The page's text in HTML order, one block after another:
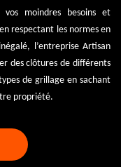
vos moindres besoins et
respectant les normes en
l’entreprise Artisan
des clôtures de différents
de grillage en sachant
propriété.